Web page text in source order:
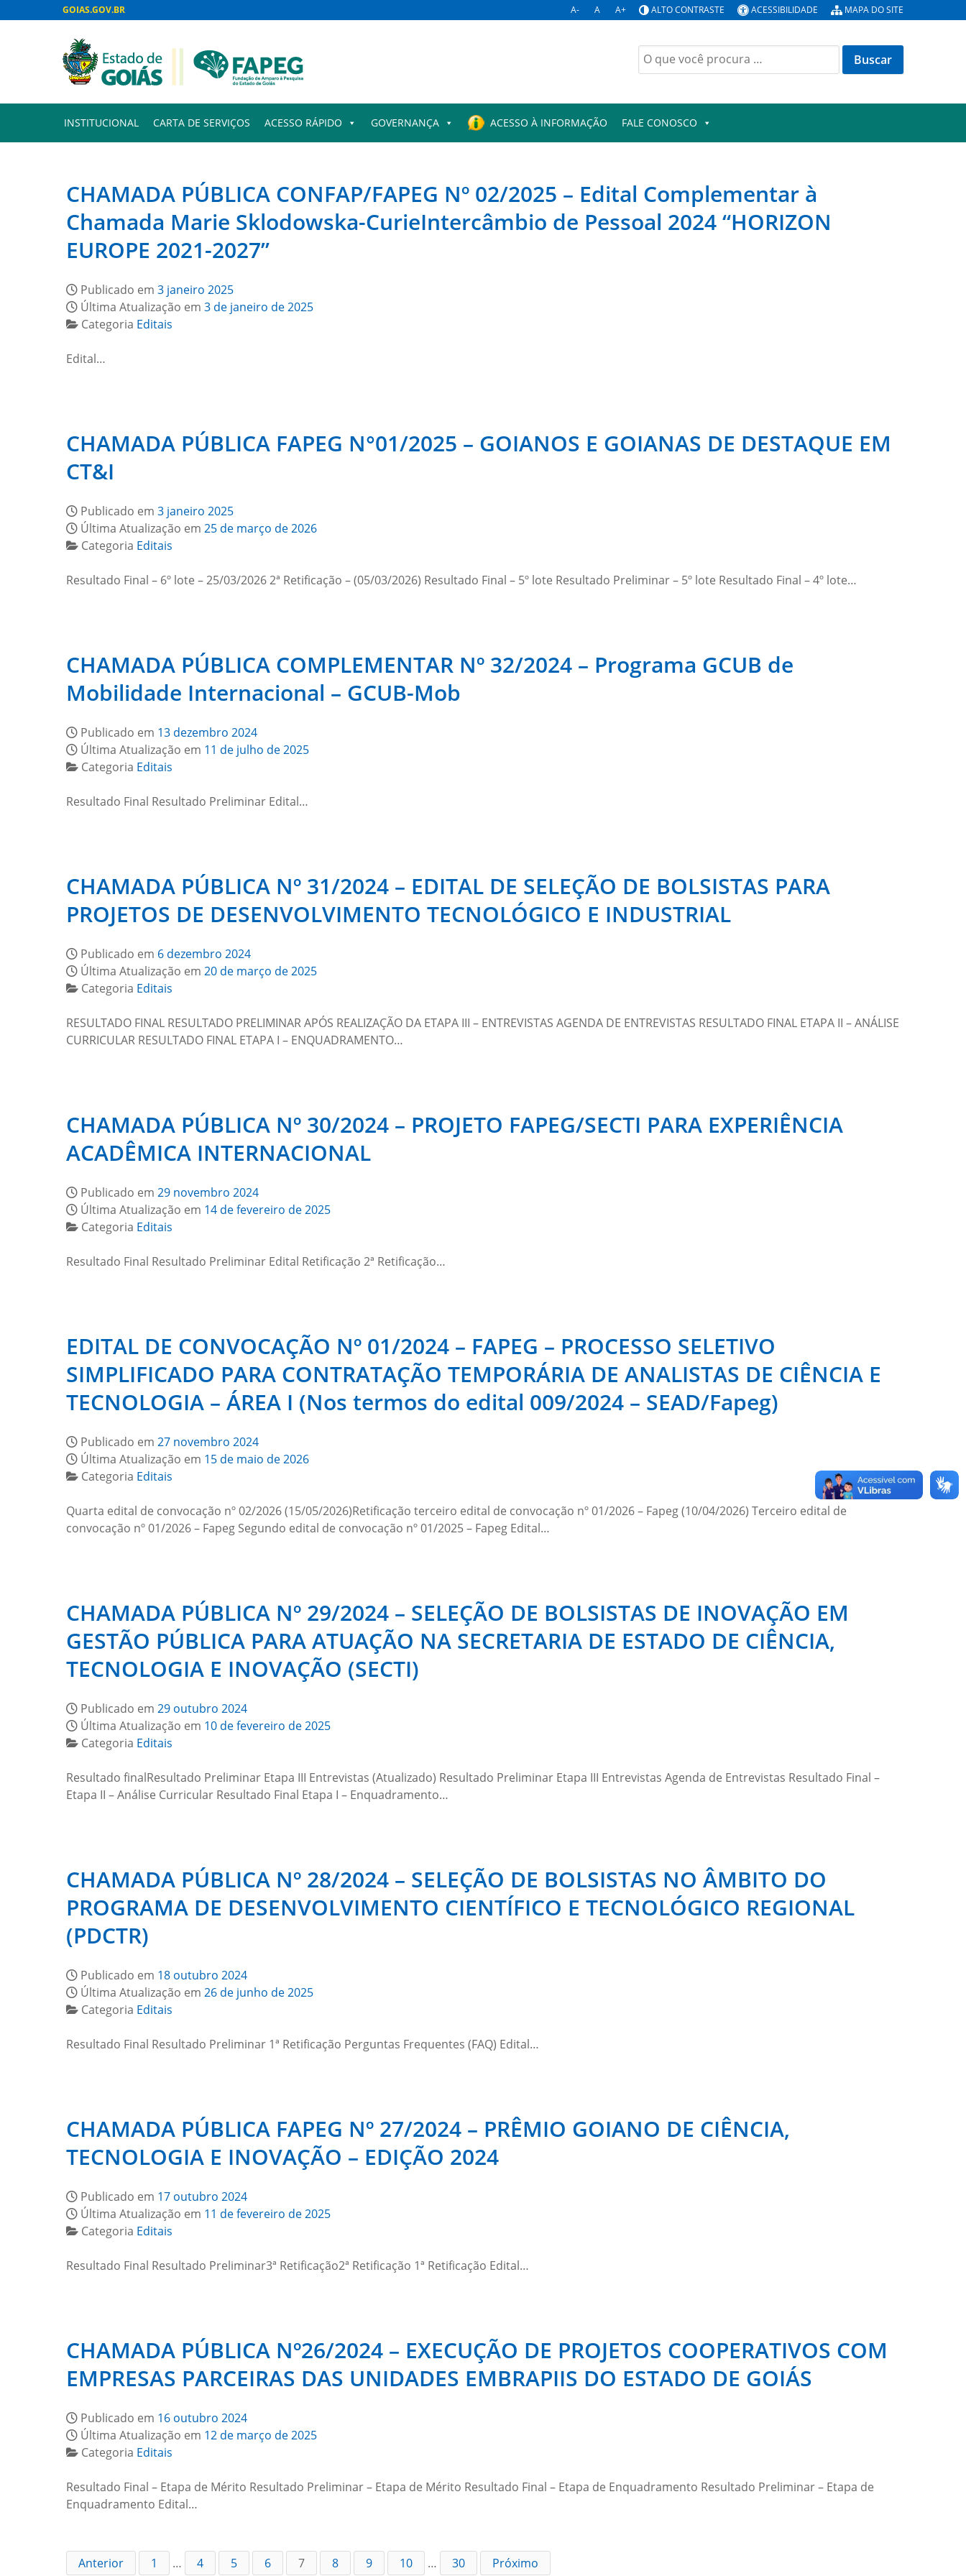
GOIAS.GOV.BR A- A A+ ALTO CONTRASTE ACESSIBILIDADE MAPA DO SITE
Buscar
por:
INSTITUCIONAL CARTA DE SERVIÇOS ACESSO RÁPIDO GOVERNANÇA ACESSO À INFORMAÇÃO FALE CONOSCO
CHAMADA PÚBLICA CONFAP/FAPEG Nº 02/2025 – Edital Complementar à
Chamada Marie Sklodowska-CurieIntercâmbio de Pessoal 2024 “HORIZON
EUROPE 2021-2027”
Publicado em 3 janeiro 2025
Última Atualização em 3 de janeiro de 2025
Categoria Editais
Edital…
CHAMADA PÚBLICA FAPEG N°01/2025 – GOIANOS E GOIANAS DE DESTAQUE EM
CT&I
Publicado em 3 janeiro 2025
Última Atualização em 25 de março de 2026
Categoria Editais
Resultado Final – 6º lote – 25/03/2026 2ª Retificação – (05/03/2026) Resultado Final – 5º lote Resultado Preliminar – 5º lote Resultado Final – 4º lote…
CHAMADA PÚBLICA COMPLEMENTAR Nº 32/2024 – Programa GCUB de
Mobilidade Internacional – GCUB-Mob
Publicado em 13 dezembro 2024
Última Atualização em 11 de julho de 2025
Categoria Editais
Resultado Final Resultado Preliminar Edital…
CHAMADA PÚBLICA Nº 31/2024 – EDITAL DE SELEÇÃO DE BOLSISTAS PARA
PROJETOS DE DESENVOLVIMENTO TECNOLÓGICO E INDUSTRIAL
Publicado em 6 dezembro 2024
Última Atualização em 20 de março de 2025
Categoria Editais
RESULTADO FINAL RESULTADO PRELIMINAR APÓS REALIZAÇÃO DA ETAPA III – ENTREVISTAS AGENDA DE ENTREVISTAS RESULTADO FINAL ETAPA II – ANÁLISE
CURRICULAR RESULTADO FINAL ETAPA I – ENQUADRAMENTO…
CHAMADA PÚBLICA Nº 30/2024 – PROJETO FAPEG/SECTI PARA EXPERIÊNCIA
ACADÊMICA INTERNACIONAL
Publicado em 29 novembro 2024
Última Atualização em 14 de fevereiro de 2025
Categoria Editais
Resultado Final Resultado Preliminar Edital Retificação 2ª Retificação…
EDITAL DE CONVOCAÇÃO Nº 01/2024 – FAPEG – PROCESSO SELETIVO
SIMPLIFICADO PARA CONTRATAÇÃO TEMPORÁRIA DE ANALISTAS DE CIÊNCIA E
TECNOLOGIA – ÁREA I (Nos termos do edital 009/2024 – SEAD/Fapeg)
Publicado em 27 novembro 2024
Última Atualização em 15 de maio de 2026
Categoria Editais
Quarta edital de convocação nº 02/2026 (15/05/2026)Retificação terceiro edital de convocação nº 01/2026 – Fapeg (10/04/2026) Terceiro edital de
convocação nº 01/2026 – Fapeg Segundo edital de convocação nº 01/2025 – Fapeg Edital…
CHAMADA PÚBLICA Nº 29/2024 – SELEÇÃO DE BOLSISTAS DE INOVAÇÃO EM
GESTÃO PÚBLICA PARA ATUAÇÃO NA SECRETARIA DE ESTADO DE CIÊNCIA,
TECNOLOGIA E INOVAÇÃO (SECTI)
Publicado em 29 outubro 2024
Última Atualização em 10 de fevereiro de 2025
Categoria Editais
Resultado finalResultado Preliminar Etapa III Entrevistas (Atualizado) Resultado Preliminar Etapa III Entrevistas Agenda de Entrevistas Resultado Final –
Etapa II – Análise Curricular Resultado Final Etapa I – Enquadramento…
CHAMADA PÚBLICA Nº 28/2024 – SELEÇÃO DE BOLSISTAS NO ÂMBITO DO
PROGRAMA DE DESENVOLVIMENTO CIENTÍFICO E TECNOLÓGICO REGIONAL
(PDCTR)
Publicado em 18 outubro 2024
Última Atualização em 26 de junho de 2025
Categoria Editais
Resultado Final Resultado Preliminar 1ª Retificação Perguntas Frequentes (FAQ) Edital…
CHAMADA PÚBLICA FAPEG Nº 27/2024 – PRÊMIO GOIANO DE CIÊNCIA,
TECNOLOGIA E INOVAÇÃO – EDIÇÃO 2024
Publicado em 17 outubro 2024
Última Atualização em 11 de fevereiro de 2025
Categoria Editais
Resultado Final Resultado Preliminar3ª Retificação2ª Retificação 1ª Retificação Edital…
CHAMADA PÚBLICA Nº26/2024 – EXECUÇÃO DE PROJETOS COOPERATIVOS COM
EMPRESAS PARCEIRAS DAS UNIDADES EMBRAPIIS DO ESTADO DE GOIÁS
Publicado em 16 outubro 2024
Última Atualização em 12 de março de 2025
Categoria Editais
Resultado Final – Etapa de Mérito Resultado Preliminar – Etapa de Mérito Resultado Final – Etapa de Enquadramento Resultado Preliminar – Etapa de
Enquadramento Edital…
Anterior 1 … 4 5 6 7 8 9 10 … 30 Próximo